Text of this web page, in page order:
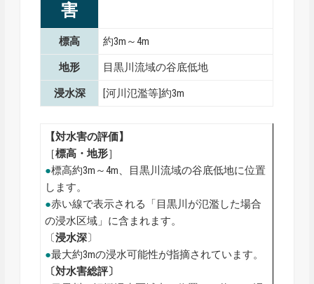
害
標高 約3m～4m
地形 目黒川流域の谷底低地
浸水深 [河川氾濫等]約3m
【対水害の評価】
［標高・地形］
●標高約3m～4m、目黒川流域の谷底低地に位置
します。
●赤い線で表示される「目黒川が氾濫した場合
の浸水区域」に含まれます。
〔浸水深〕
●最大約3mの浸水可能性が指摘されています。
〔対水害総評〕